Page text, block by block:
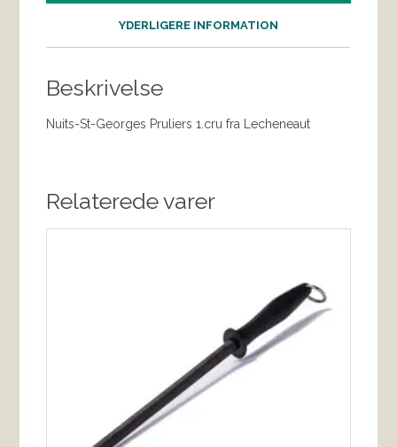
YDERLIGERE INFORMATION
Beskrivelse
Nuits-St-Georges Pruliers 1.cru fra Lecheneaut
Relaterede varer